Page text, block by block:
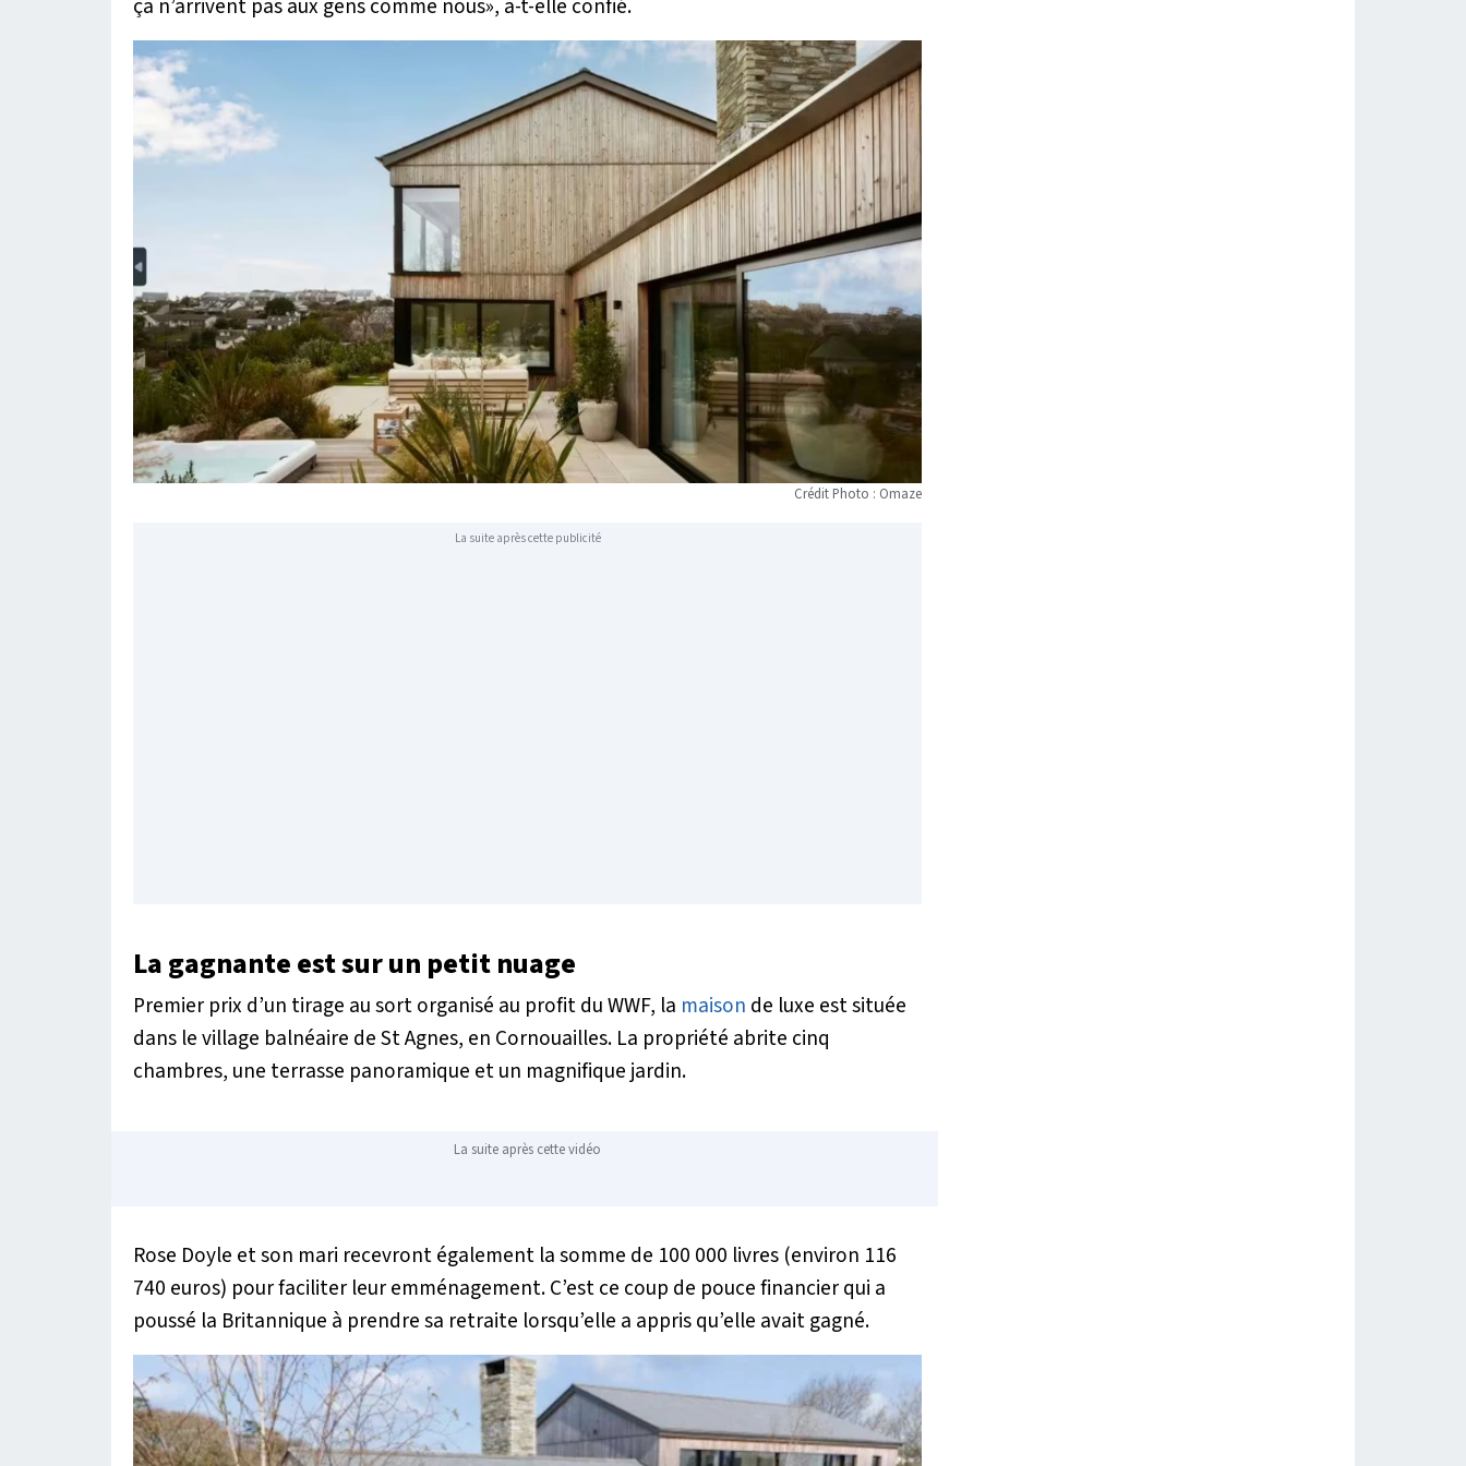
ça n’arrivent pas aux gens comme nous», a-t-elle confié.
Crédit Photo : Omaze
La suite après cette publicité
La gagnante est sur un petit nuage
Premier prix d’un tirage au sort organisé au profit du WWF, la maison de luxe est située
dans le village balnéaire de St Agnes, en Cornouailles. La propriété abrite cinq
chambres, une terrasse panoramique et un magnifique jardin.
La suite après cette vidéo
Rose Doyle et son mari recevront également la somme de 100 000 livres (environ 116
740 euros) pour faciliter leur emménagement. C’est ce coup de pouce financier qui a
poussé la Britannique à prendre sa retraite lorsqu’elle a appris qu’elle avait gagné.